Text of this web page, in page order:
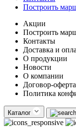
Построить
Акции
Построить
Контакты
Доставка и
О продукции
Новости
О компании
Договор-оферта
Политика
Каталог